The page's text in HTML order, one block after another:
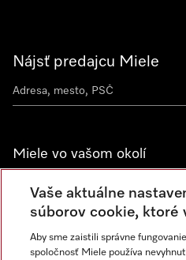
Nájsť predajcu Miele
Miele vo vašom okolí
Spoznajte predajne Miele
Newsletter
Vaše aktuálne
súborov cookie, ktoré
Aby sme zaistili správne
spoločnosť Miele používa